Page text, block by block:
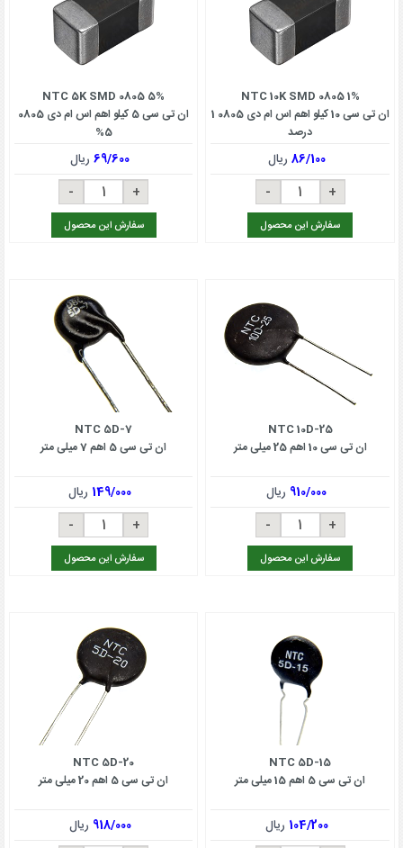
NTC 10K SMD 0805 1%
ان تی سی 10 کیلو اهم اس ام دی 0805 1
درصد
86/100 ریال
سفارش این محصول
NTC 5K SMD 0805 5%
ان تی سی 5 کیلو اهم اس ام دی 0805
5%
69/600ریال
سفارش این محصول
NTC 10D-25
ان تی سی 10 اهم 25 میلی متر
910/000 ریال
سفارش این محصول
NTC 5D-7
ان تی سی 5 اهم 7 میلی متر
149/000 ریال
سفارش این محصول
NTC 5D-15
ان تی سی 5 اهم 15 میلی متر
104/200 ریال
NTC 5D-20
ان تی سی 5 اهم 20 میلی متر
918/000 ریال